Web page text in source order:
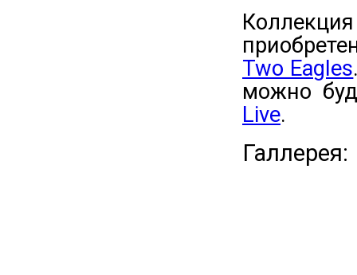
Two Eagles
можно
Live.
Галлерея: